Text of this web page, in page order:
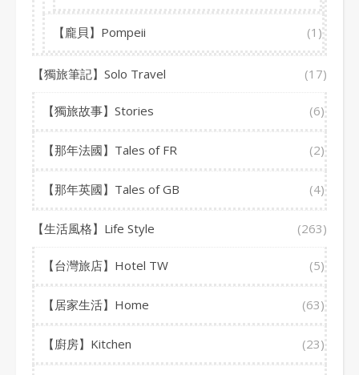
【龐貝】Pompeii (1)
【獨旅筆記】Solo Travel (17)
【獨旅故事】Stories (6)
【那年法國】Tales of FR (2)
【那年英國】Tales of GB (4)
【生活風格】Life Style (263)
【台灣旅店】Hotel TW (5)
【居家生活】Home (63)
【廚房】Kitchen (23)